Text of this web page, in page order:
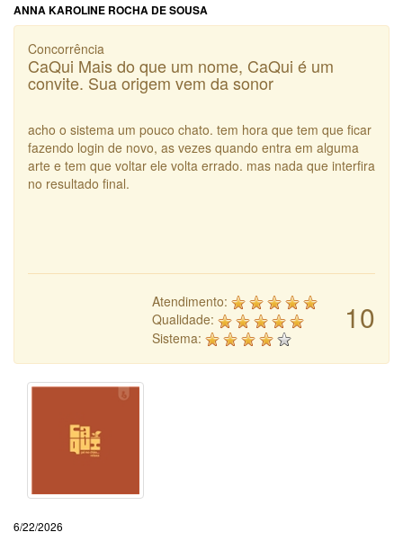
ANNA KAROLINE ROCHA DE SOUSA
Concorrência
CaQui Mais do que um nome, CaQui é um
convite. Sua origem vem da sonor
acho o sistema um pouco chato. tem hora que tem que ficar
fazendo login de novo, as vezes quando entra em alguma
arte e tem que voltar ele volta errado. mas nada que interfira
no resultado final.
10
Atendimento:
Qualidade:
Sistema:
6/22/2026